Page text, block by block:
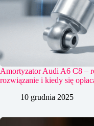
Amortyzator Audi A6 C8 –
rozwiązanie i kiedy się
10 grudnia 2025